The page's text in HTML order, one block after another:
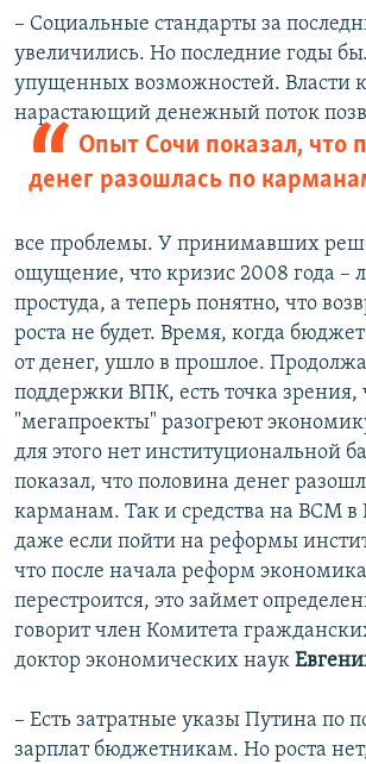
– Социальные стандарты за
увеличились. Но последние годы
упущенных возможностей. Власти
нарастающий
Опыт Сочи показал, что
денег разошлась по
денежный поток
все проблемы. У принимавших
ощущение, что кризис 2008 года –
простуда, а теперь понятно, что
роста не будет. Время, когда
от денег, ушло в прошлое.
поддержки ВПК, есть точка зрения,
"мегапроекты" разогреют
для этого нет институциональной
показал, что половина денег
карманам. Так и средства на ВСМ в
даже если пойти на реформы
что после начала реформ
перестроится, это займет
говорит член Комитета
доктор экономических наук
– Есть затратные указы Путина по
зарплат бюджетникам. Но роста